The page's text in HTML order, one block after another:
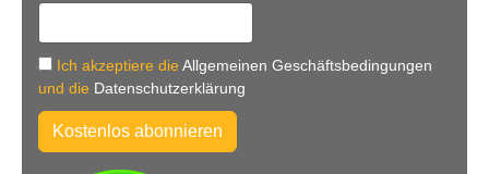
Ich akzeptiere die Allgemeinen Geschäftsbedingungen
und die Datenschutzerklärung
Kostenlos abonnieren